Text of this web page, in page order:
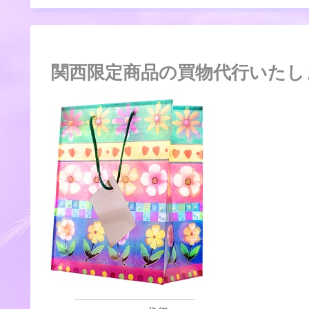
関西限定商品の買物代行いた